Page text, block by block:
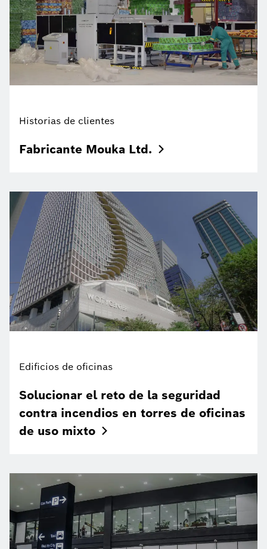
Historias de clientes
Fabricante Mouka Ltd.
Edificios de oficinas
Solucionar el reto de la seguridad
contra incendios en torres de oficinas
de uso mixto